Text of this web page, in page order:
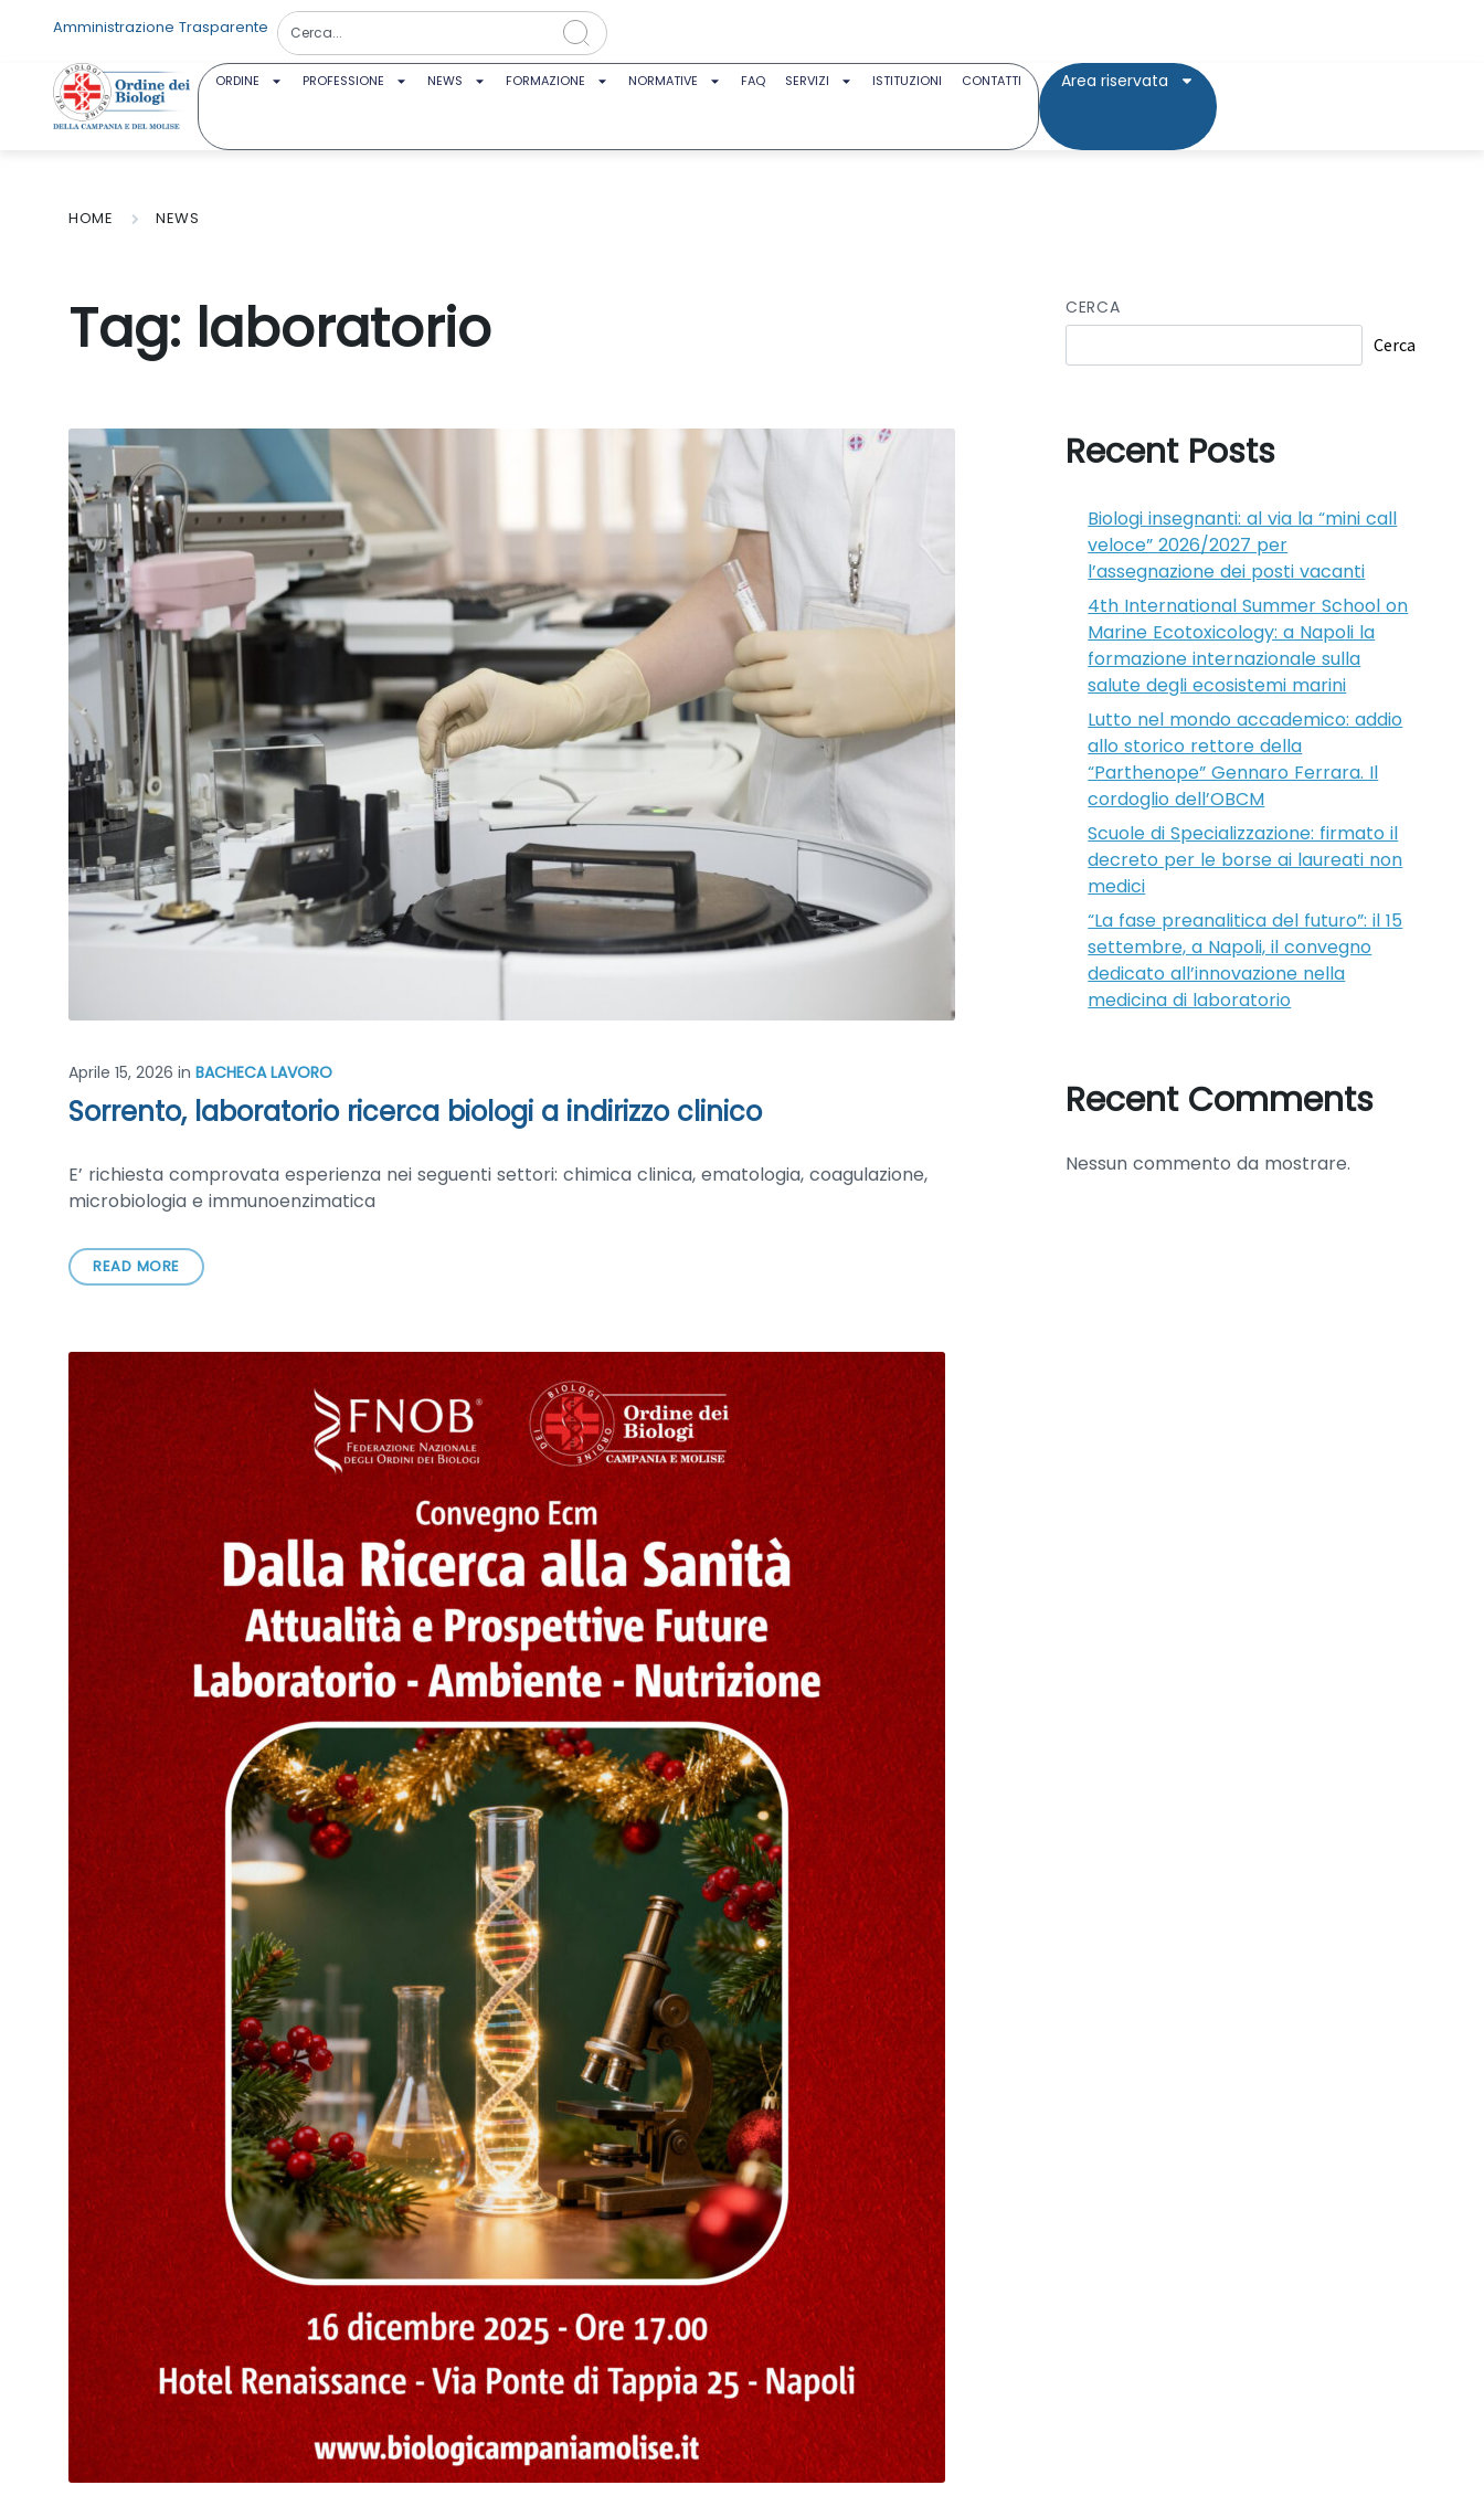
Amministrazione Trasparente
ORDINE PROFESSIONE NEWS FORMAZIONE NORMATIVE FAQ SERVIZI ISTITUZIONI CONTATTI Area riservata
HOME NEWS
Tag: laboratorio
Aprile 15, 2026 in BACHECA LAVORO
Sorrento, laboratorio ricerca biologi a indirizzo clinico
E’ richiesta comprovata esperienza nei seguenti settori: chimica clinica, ematologia, coagulazione,
microbiologia e immunoenzimatica
READ MORE
CERCA
Cerca
Recent Posts
Biologi insegnanti: al via la “mini call
veloce” 2026/2027 per
l’assegnazione dei posti vacanti
4th International Summer School on
Marine Ecotoxicology: a Napoli la
formazione internazionale sulla
salute degli ecosistemi marini
Lutto nel mondo accademico: addio
allo storico rettore della
“Parthenope” Gennaro Ferrara. Il
cordoglio dell’OBCM
Scuole di Specializzazione: firmato il
decreto per le borse ai laureati non
medici
“La fase preanalitica del futuro”: il 15
settembre, a Napoli, il convegno
dedicato all’innovazione nella
medicina di laboratorio
Recent Comments
Nessun commento da mostrare.